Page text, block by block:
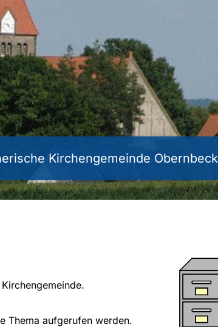
Kirchengemeinde Obernbeck
Thema aufgerufen werden.